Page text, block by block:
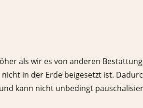
als wir es von anderen
in der Erde beigesetzt ist.
kann nicht unbedingt